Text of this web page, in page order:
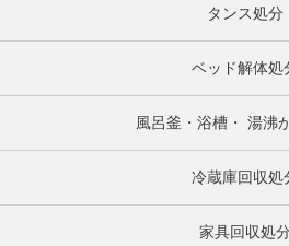
タンス処分
ベッド解体処
風呂釜・浴槽・ 湯沸
冷蔵庫回収処
家具回収処